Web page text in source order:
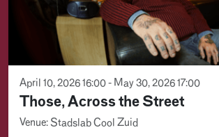
April 10, 2026 16:00 - May 30, 2026 17:00
Those, Across the Street
Venue: Stadslab Cool Zuid